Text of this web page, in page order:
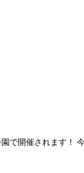
園で開催されます！